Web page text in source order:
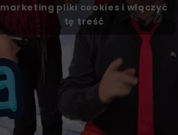
marketing pliki cookies i włączyć
tę treść